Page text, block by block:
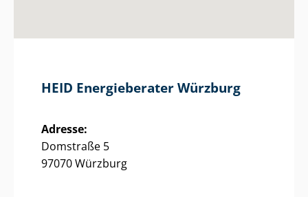
HEID Energieberater Würzburg
Adresse:
Domstraße 5
97070 Würzburg